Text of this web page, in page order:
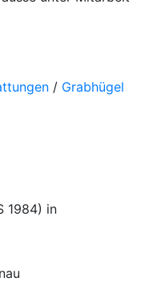
/ Grabhügel
1984) in